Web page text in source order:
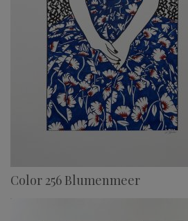
Color 256 Blumenmeer